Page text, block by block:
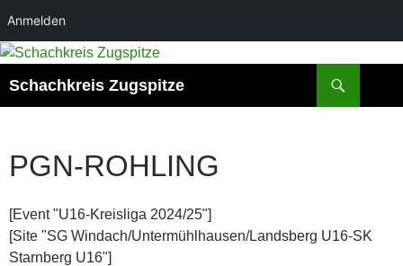
Anmelden
Zum
springen
Schachkreis Zugspitze
PGN-ROHLING
[Event "U16-Kreisliga 2024/25"]
[Site "SG Windach/Untermühlhausen/Landsberg U16-SK
Starnberg U16"]